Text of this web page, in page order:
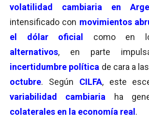
volatilidad cambiaria en
intensificado con movimientos
el dólar oficial
como en
alternativos, en parte
incertidumbre política de cara a las
octubre. Según CILFA, este
variabilidad cambiaria ha
colaterales en la economía real .